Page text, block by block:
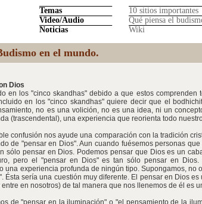
10 sitios importantes
Qué piensa el
Wiki
Temas
Video/Audio
Noticias
en el mundo.
Dios
en los "cinco skandhas" debido a que estos comprenden
en los "cinco skandhas" quiere decir que el
no es una volición, no es una idea, ni un
(trascendental), una experiencia que reorienta todo
confusión nos ayude una comparación con la tradición
de "pensar en Dios". Aun cuando fuésemos personas
sólo pensar en Dios. Podemos pensar que Dios es un
pero el "pensar en Dios" es tan sólo pensar en Dios.
una experiencia profunda de ningún tipo. Supongamos, no
Ésta sería una cuestión muy diferente. El pensar en Dios
en nosotros) de tal manera que nos llenemos de él es
de "pensar en la iluminación" o "el pensamiento de la